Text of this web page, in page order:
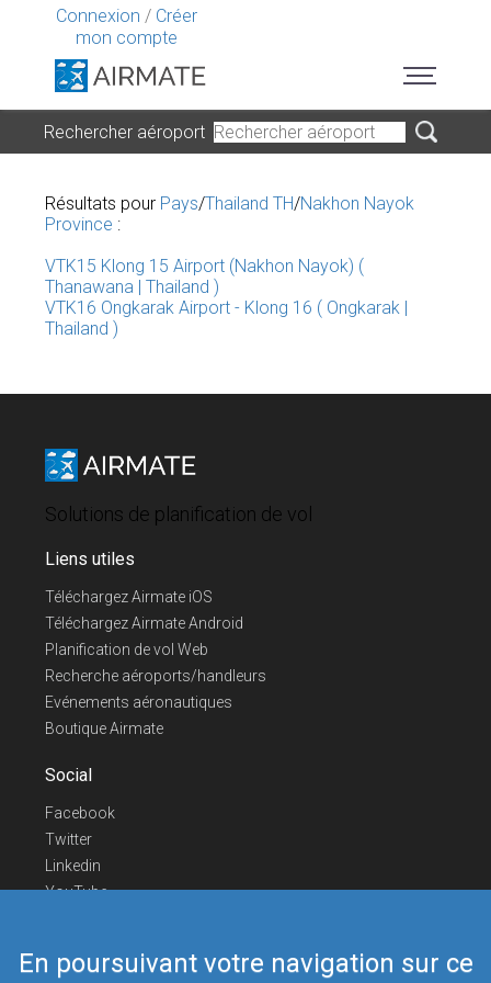
Connexion / Créer
mon compte
En poursuivant votre navigation sur ce
Rechercher aéroport
Résultats pour Pays/Thailand TH/Nakhon Nayok
Province :
VTK15 Klong 15 Airport (Nakhon Nayok) (
Thanawana | Thailand )
VTK16 Ongkarak Airport - Klong 16 ( Ongkarak |
Thailand )
Solutions de planification de vol
Liens utiles
Téléchargez Airmate iOS
Téléchargez Airmate Android
Planification de vol Web
Recherche aéroports/handleurs
Evénements aéronautiques
Boutique Airmate
Social
Facebook
Twitter
Linkedin
YouTube
Nous contacter